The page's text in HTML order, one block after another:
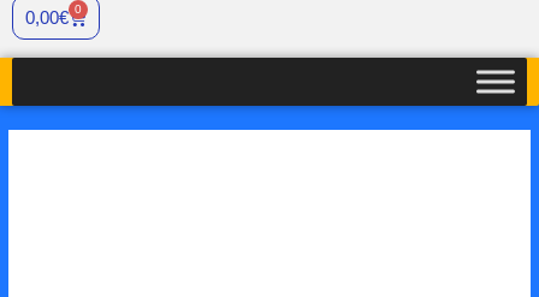
0,00€ 0
Cart